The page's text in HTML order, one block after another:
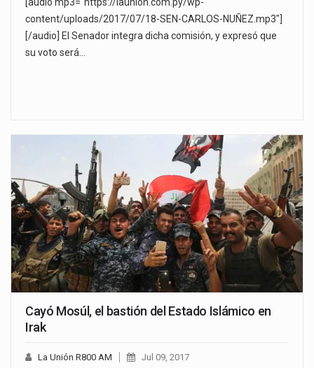
content/uploads/2017/07/18-SEN-CARLOS-NUÑEZ.mp3"]
[/audio] El Senador integra dicha comisión, y expresó que
su voto será…
Cayó Mosúl, el bastión del Estado Islámico en
Irak
La Unión R800 AM Jul 09, 2017